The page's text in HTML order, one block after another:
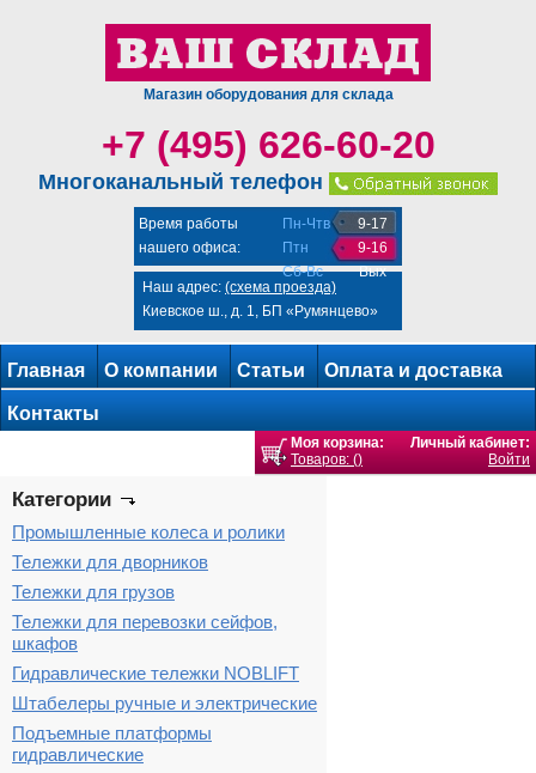
Магазин оборудования для склада
+7 (495) 626-60-20
Многоканальный телефон
Время работы
нашего офиса:
Пн-Чтв
Птн
Сб-Вс
9-17
9-16
Вых
Наш адрес: (схема проезда)
Киевское ш., д. 1, БП «Румянцево»
Главная О компании Статьи Оплата и доставка
Контакты
Моя корзина:
Товаров: ()
Личный кабинет:
Войти
Категории
Промышленные колеса и ролики
Тележки для дворников
Тележки для грузов
Тележки для перевозки сейфов,
шкафов
Гидравлические тележки NOBLIFT
Штабелеры ручные и электрические
Подъемные платформы
гидравлические